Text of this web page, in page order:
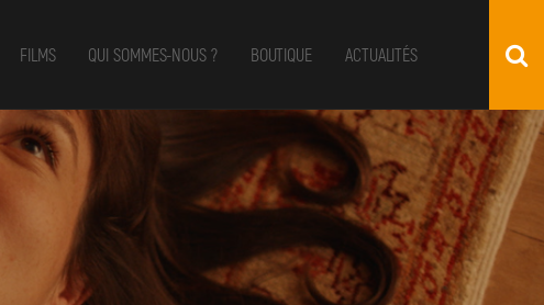
FILMS QUI SOMMES-NOUS ? BOUTIQUE ACTUALITÉS